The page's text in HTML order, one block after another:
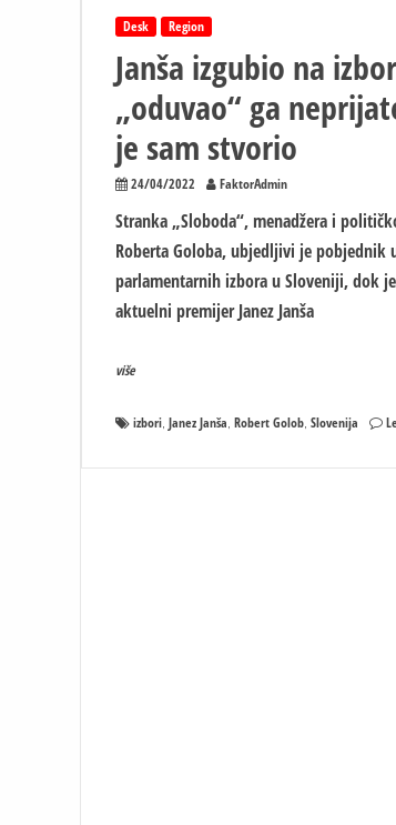
Desk Region
Janša izgubio na
„oduvao“ ga
je sam stvorio
24/04/2022 FaktorAdmin
Stranka „Sloboda“, menadžera i
Roberta Goloba, ubjedljivi je pobjednik
parlamentarnih izbora u Sloveniji, dok
aktuelni premijer Janez Janša
više
izbori, Janez Janša, Robert Golob, Slovenija